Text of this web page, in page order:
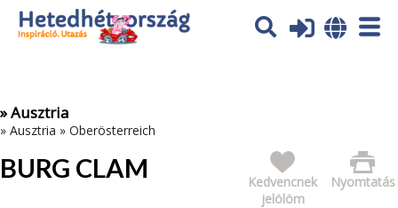
Az oldal sütiket (cookies) használ. További tájékoztatás itt:
Adatvédelmi tájékoztató
» Ausztria
» Ausztria » Oberösterreich
BURG CLAM Nyomtatás
Kedvencnek
jelölöm